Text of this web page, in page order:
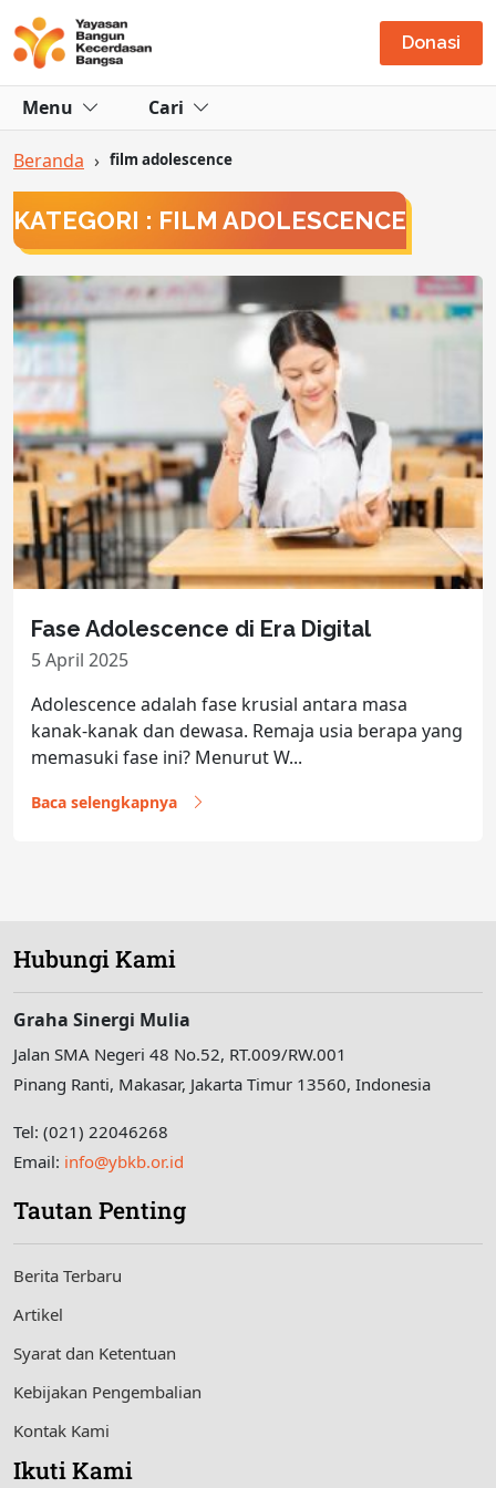
Donasi
Menu Cari
Beranda › film adolescence
KATEGORI : FILM ADOLESCENCE
Fase Adolescence di Era Digital
5 April 2025
Adolescence adalah fase krusial antara masa
kanak-kanak dan dewasa. Remaja usia berapa yang
memasuki fase ini? Menurut W...
Baca selengkapnya
Hubungi Kami
Graha Sinergi Mulia
Jalan SMA Negeri 48 No.52, RT.009/RW.001
Pinang Ranti, Makasar, Jakarta Timur 13560, Indonesia
Tel: (021) 22046268
Email: info@ybkb.or.id
Tautan Penting
Berita Terbaru
Artikel
Syarat dan Ketentuan
Kebijakan Pengembalian
Kontak Kami
Ikuti Kami